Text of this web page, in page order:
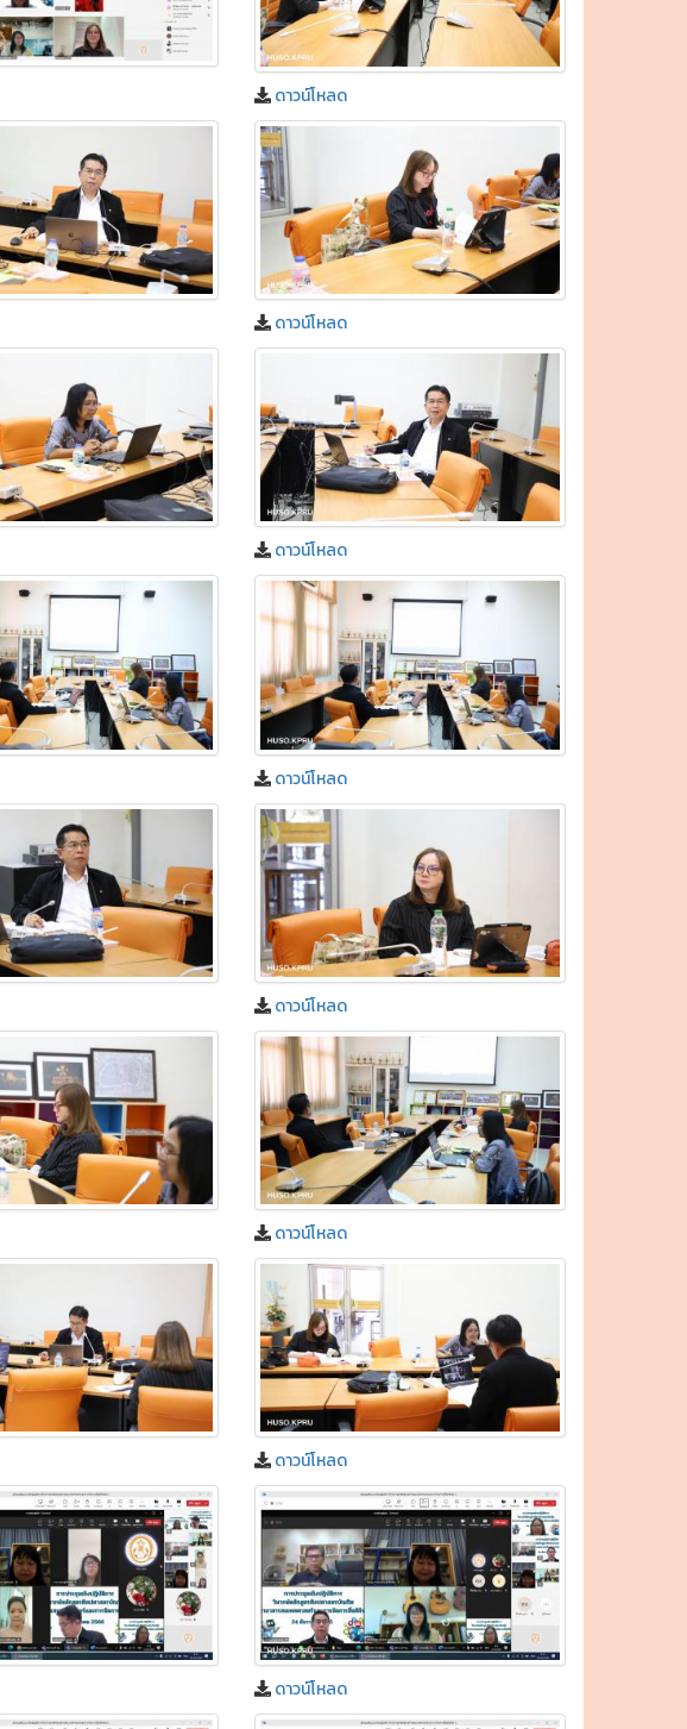
ดาวน์โหลด
ดาวน์โหลด
ดาวน์โหลด
ดาวน์โหลด
ดาวน์โหลด
ดาวน์โหลด
ดาวน์โหลด
ดาวน์โหลด